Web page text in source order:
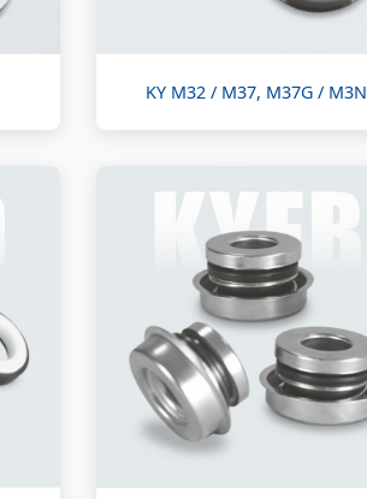
KY M32 / M37, M37G / M3N